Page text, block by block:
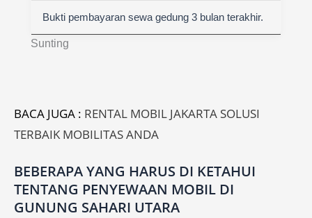
Sunting
Bukti pembayaran sewa gedung 3 bulan terakhir.
BACA JUGA : RENTAL MOBIL JAKARTA SOLUSI
TERBAIK MOBILITAS ANDA
BEBERAPA YANG HARUS DI KETAHUI
TENTANG PENYEWAAN MOBIL DI
GUNUNG SAHARI UTARA